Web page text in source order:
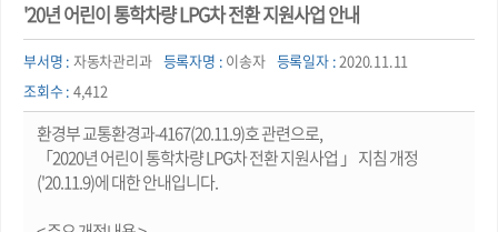
'20년 어린이 통학차량 LPG차 전환 지원사업 안내
부서명 : 자동차관리과 등록자명 : 이송자 등록일자 : 2020.11.11
조회수 : 4,412
환경부 교통환경과-4167(20.11.9)호 관련으로,
「2020년 어린이 통학차량 LPG차 전환 지원사업 」 지침 개정
('20.11.9)에 대한 안내입니다.